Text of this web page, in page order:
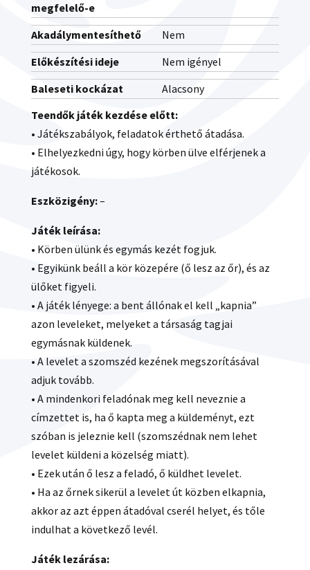
megfelelő-e
Akadálymentesíthető
Nem
Előkészítési ideje
Nem igényel
Baleseti kockázat
Alacsony
Teendők játék kezdése előtt:
• Játékszabályok, feladatok érthető átadása.
• Elhelyezkedni úgy, hogy körben ülve elférjenek a
játékosok.
Eszközigény:–
Játék leírása:
• Körben ülünk és egymás kezét fogjuk.
• Egyikünk beáll a kör közepére (ő lesz az őr), és az
ülőket figyeli.
• A játék lényege: a bent állónak el kell „kapnia”
azon leveleket, melyeket a társaság tagjai
egymásnak küldenek.
• A levelet a szomszéd kezének megszorításával
adjuk tovább.
• A mindenkori feladónak meg kell neveznie a
címzettet is, ha ő kapta meg a küldeményt, ezt
szóban is jeleznie kell (szomszédnak nem lehet
levelet küldeni a közelség miatt).
• Ezek után ő lesz a feladó, ő küldhet levelet.
• Ha az őrnek sikerül a levelet út közben elkapnia,
akkor az azt éppen átadóval cserél helyet, és tőle
indulhat a következő levél.
Játék lezárása: